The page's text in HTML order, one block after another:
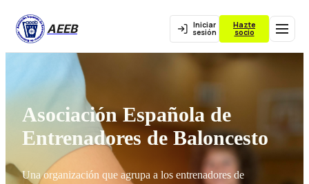
AEEB Iniciar
sesión
Hazte
socio
Asociación Española de
Entrenadores de Baloncesto
Una organización que agrupa a los entrenadores de